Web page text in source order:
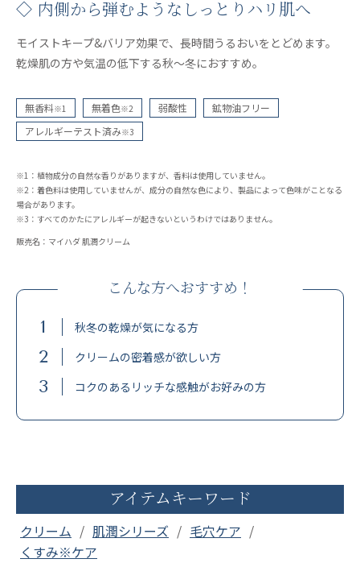
◇ 内側から弾むようなしっとりハリ肌へ
モイストキープ&バリア効果で、長時間うるおいをとどめます。
乾燥肌の方や気温の低下する秋～冬におすすめ。
無香料※1 無着色※2 弱酸性
鉱物油フリー
アレルギーテスト済み※3
※1：植物成分の自然な香りがありますが、香料は使用していません。
※2：着色料は使用していませんが、成分の自然な色により、製品によって色味がことなる
場合があります。
※3：すべてのかたにアレルギーが起きないというわけではありません。
販売名：マイハダ 肌潤クリーム
こんな方へおすすめ！
1 秋冬の乾燥が気になる方
2 クリームの密着感が欲しい方
3 コクのあるリッチな感触がお好みの方
アイテムキーワード
クリーム 肌潤シリーズ
毛穴ケア
くすみ※ケア